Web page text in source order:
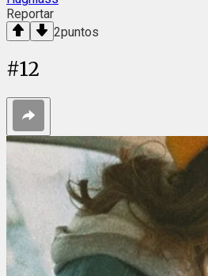
Reportar
2puntos
#12